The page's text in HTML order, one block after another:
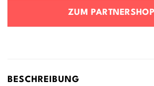
ZUM PARTNERSHOP
BESCHREIBUNG